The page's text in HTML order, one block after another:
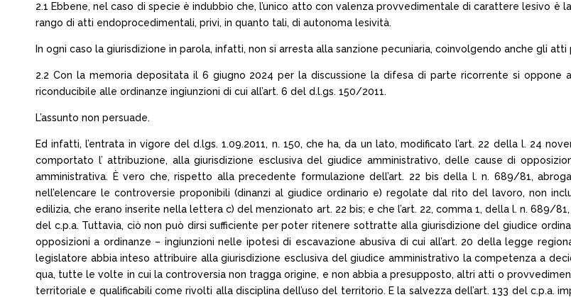
2.1 Ebbene, nel caso di specie è indubbio che, l’unico atto con valenza provvedimentale di carattere lesivo
rango di atti endoprocedimentali, privi, in quanto tali, di autonoma lesività.
In ogni caso la giurisdizione in parola, infatti, non si arresta alla sanzione pecuniaria, coinvolgendo anche gli
2.2 Con la memoria depositata il 6 giugno 2024 per la discussione la difesa di parte ricorrente si
riconducibile alle ordinanze ingiunzioni di cui all’art. 6 del d.l.gs. 150/2011.
L’assunto non persuade.
Ed infatti, l’entrata in vigore del d.lgs. 1.09.2011, n. 150, che ha, da un lato, modificato l’art. 22 della l. 24
comportato l’ attribuzione, alla giurisdizione esclusiva del giudice amministrativo, delle cause di
amministrativa. È vero che, rispetto alla precedente formulazione dell’art. 22 bis della l. n. 689/81,
nell’elencare le controversie proponibili (dinanzi al giudice ordinario e) regolate dal rito del lavoro, non
edilizia, che erano inserite nella lettera c) del menzionato art. 22 bis; e che l’art. 22, comma 1, della l. n. 689/
del c.p.a. Tuttavia, ciò non può dirsi sufficiente per poter ritenere sottratte alla giurisdizione del giudice
opposizioni a ordinanze – ingiunzioni nelle ipotesi di escavazione abusiva di cui all’art. 20 della legge
legislatore abbia inteso attribuire alla giurisdizione esclusiva del giudice amministrativo la competenza a
qua, tutte le volte in cui la controversia non tragga origine, e non abbia a presupposto, altri atti o
territoriale e qualificabili come rivolti alla disciplina dell’uso del territorio. E la salvezza dell’art. 133 del c.p.a.